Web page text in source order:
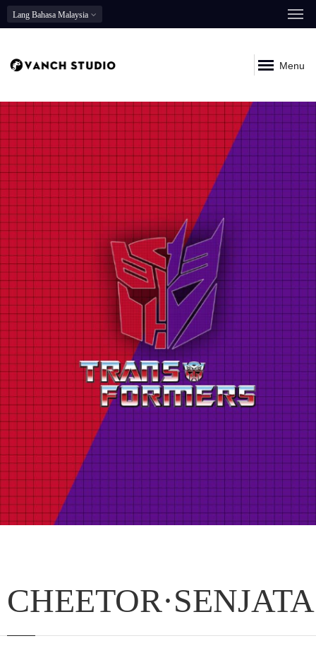
Lang Bahasa Malaysia
Menu
CHEETOR·SENJATA